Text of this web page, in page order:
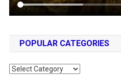
POPULAR CATEGORIES
Popular